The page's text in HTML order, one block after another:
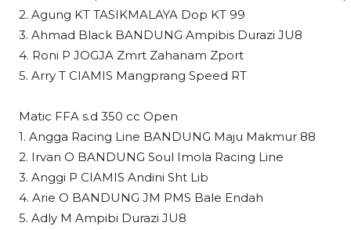
2. Agung KT TASIKMALAYA Dop KT 99
3. Ahmad Black BANDUNG Ampibis Durazi JU8
4. Roni P JOGJA Zmrt Zahanam Zport
5. Arry T CIAMIS Mangprang Speed RT
Matic FFA s.d 350 cc Open
1. Angga Racing Line BANDUNG Maju Makmur 88
2. Irvan O BANDUNG Soul Imola Racing Line
3. Anggi P CIAMIS Andini Sht Lib
4. Arie O BANDUNG JM PMS Bale Endah
5. Adly M Ampibi Durazi JU8